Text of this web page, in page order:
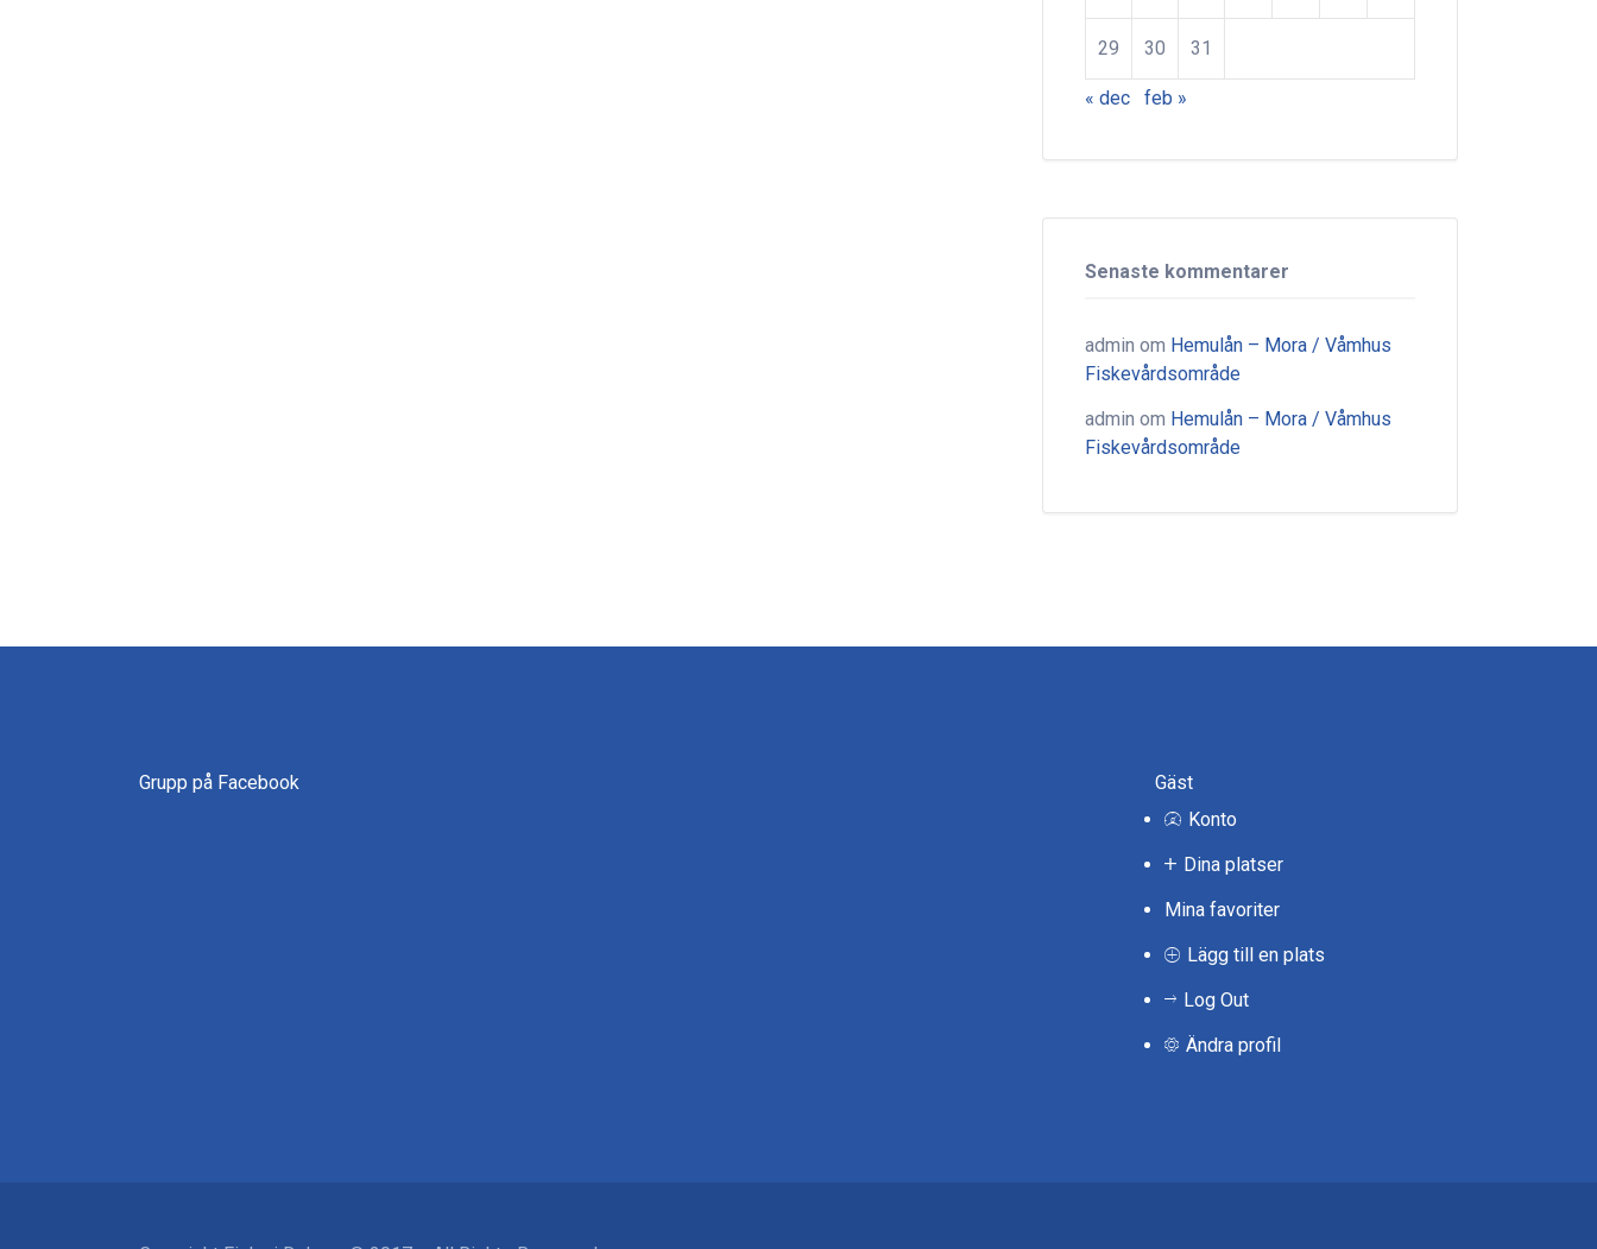
29 30 31
« dec feb »
Senaste kommentarer
admin om Hemulån – Mora / Våmhus
Fiskevårdsområde
admin om Hemulån – Mora / Våmhus
Fiskevårdsområde
Grupp på Facebook
Gäst
Konto
Dina platser
Mina favoriter
Lägg till en plats
Log Out
Ändra profil